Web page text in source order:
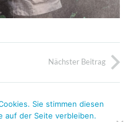
Nächster Beitrag
Sie stimmen diesen
auf der Seite verbleiben.